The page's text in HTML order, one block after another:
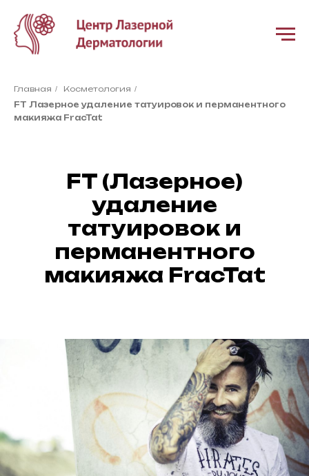
Главная / Косметология /
FT Лазерное удаление татуировок и перманентного
макияжа FracTat
FT (Лазерное)
удаление
татуировок и
перманентного
макияжа FracTat